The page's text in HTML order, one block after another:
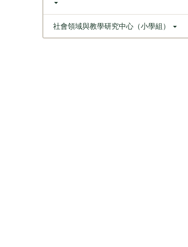
社會領域與教學研究中心（小學組）